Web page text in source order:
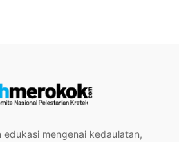
edukasi mengenai kedaulatan,